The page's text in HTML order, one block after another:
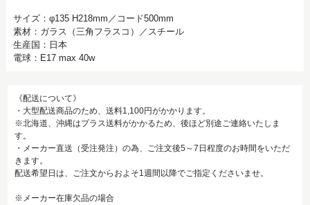
サイズ：φ135 H218mm／コード500mm
素材：ガラス（三角フラスコ）／スチール
生産国：日本
電球：E17 max 40w
《配送について》
・大型配送商品のため、送料1,100円がかかります。
※北海道、沖縄はプラス送料がかかるため、後ほど別途ご連絡いたしま
す。
・メーカー直送（受注発注）の為、ご注文後5～7日程度のお時間をいただ
きます。
配送希望日は、ご注文からおよそ1週間以降でご指定くださいませ。
※メーカー在庫欠品の場合